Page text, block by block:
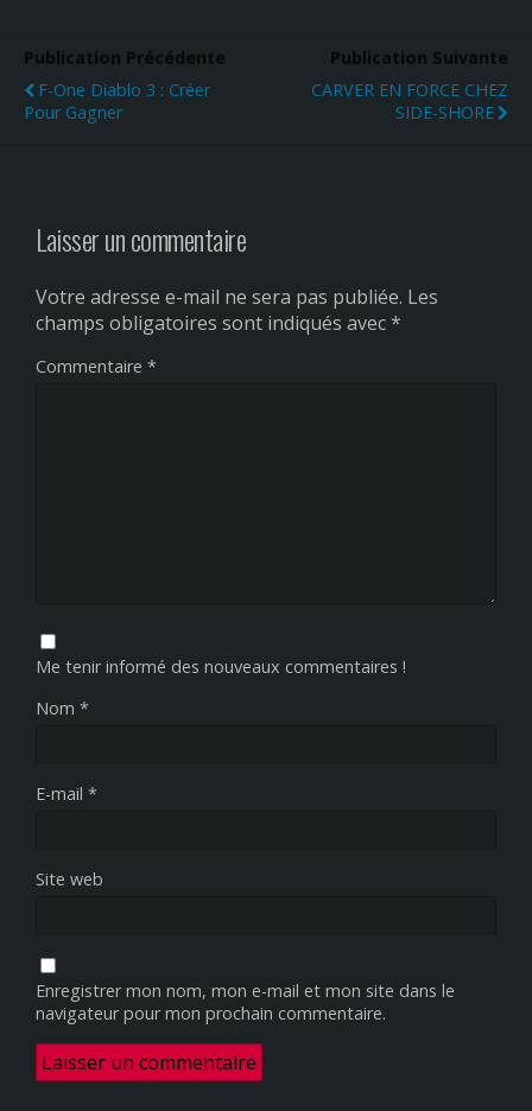
Publication Précédente
F-One Diablo 3 : Créer
Pour Gagner
Publication Suivante
CARVER EN FORCE CHEZ
SIDE-SHORE
Laisser un commentaire
Votre adresse e-mail ne sera pas publiée. Les
champs obligatoires sont indiqués avec*
Commentaire *
Me tenir informé des nouveaux commentaires !
Nom *
E-mail *
Site web
Enregistrer mon nom, mon e-mail et mon site dans le
navigateur pour mon prochain commentaire.